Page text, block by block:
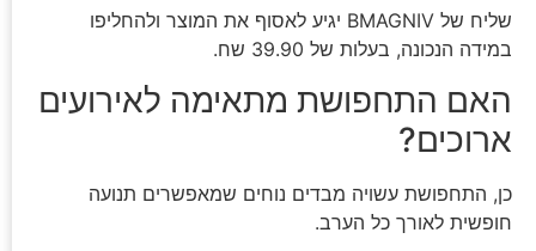
שליח של BMAGNIV יגיע לאסוף את המוצר ולהחליפו
במידה הנכונה, בעלות של 39.90 שח.
האם התחפושת מתאימה לאירועים
ארוכים?
כן, התחפושת עשויה מבדים נוחים שמאפשרים תנועה
חופשית לאורך כל הערב.